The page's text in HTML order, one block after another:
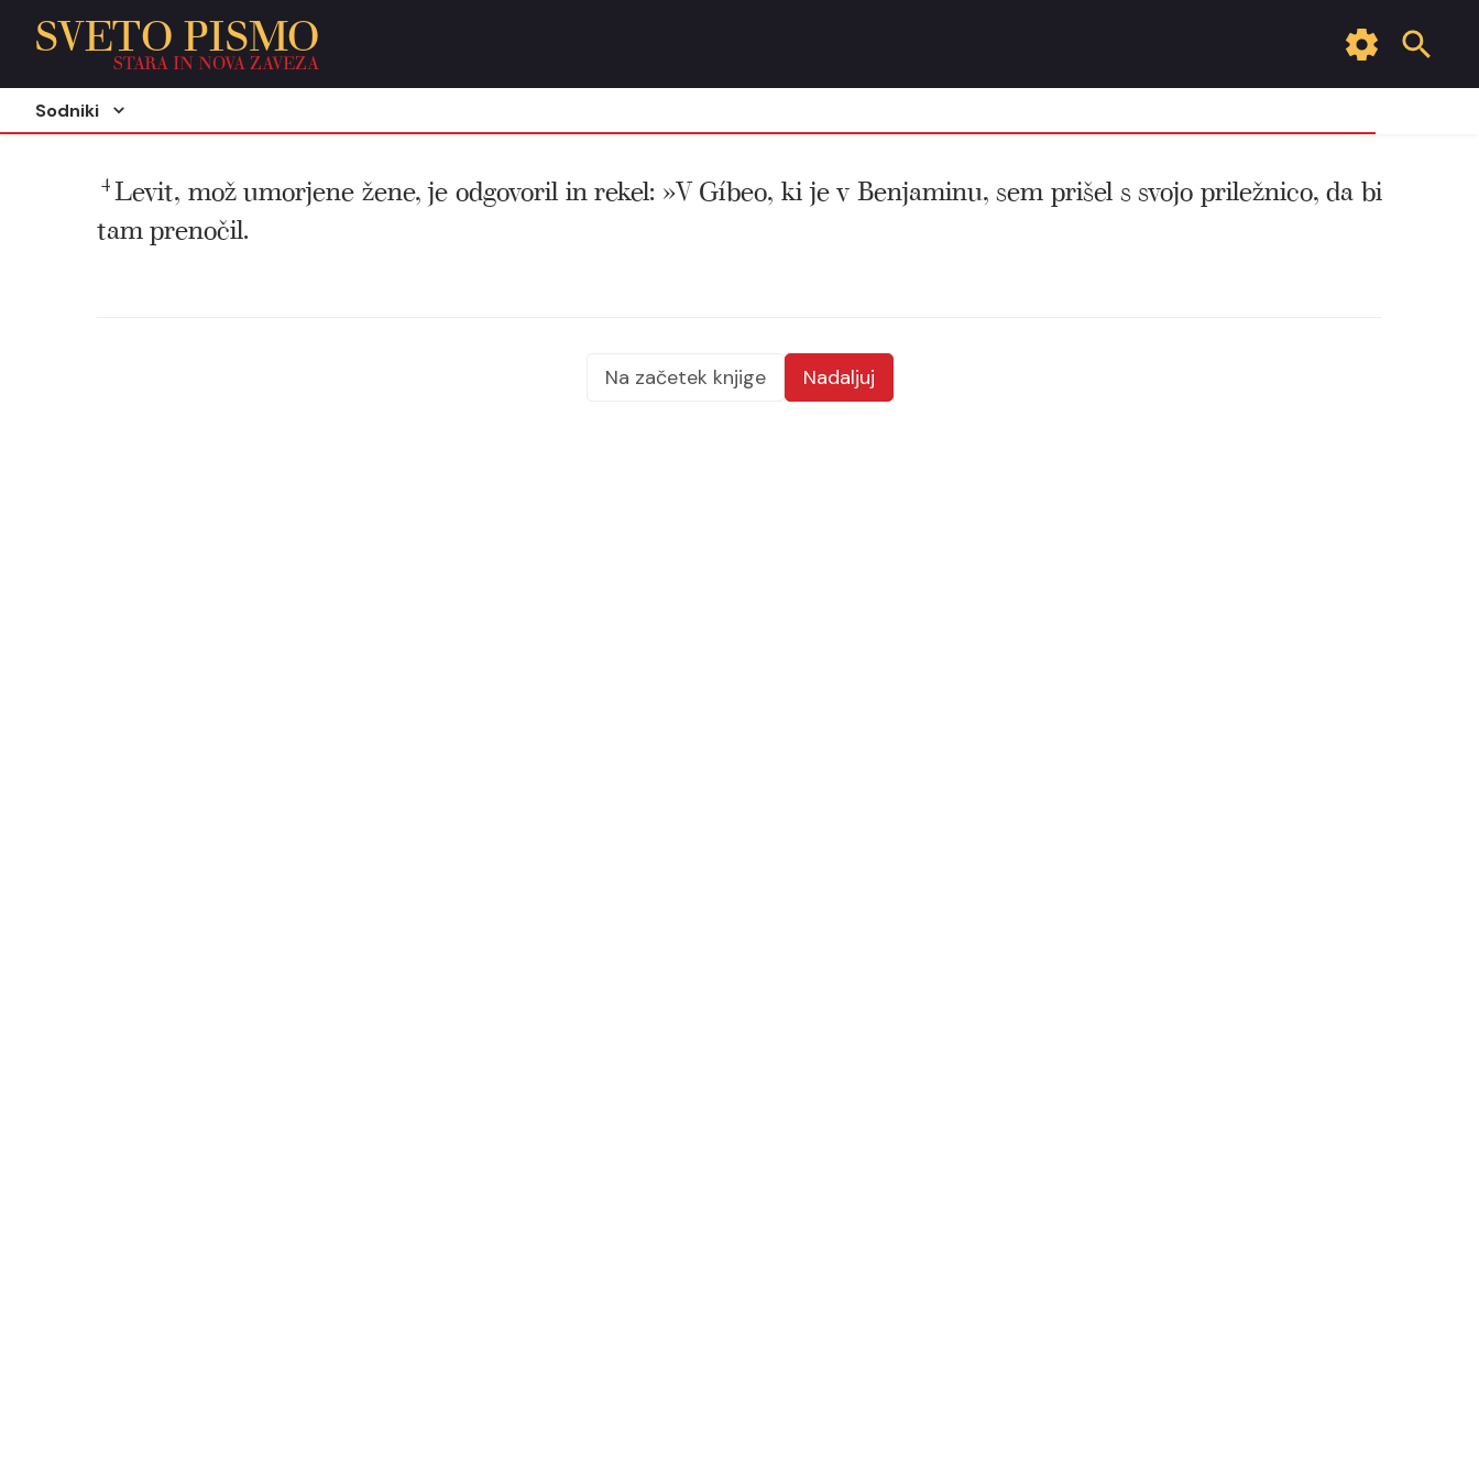
SVETO PISMO
STARA IN NOVA ZAVEZA
Sodniki
4Levit, mož umorjene žene, je odgovoril in rekel: »V Gíbeo, ki je v Benjaminu, sem prišel s svojo priležnico, da bi
tam prenočil.
Na začetek knjige Nadaljuj